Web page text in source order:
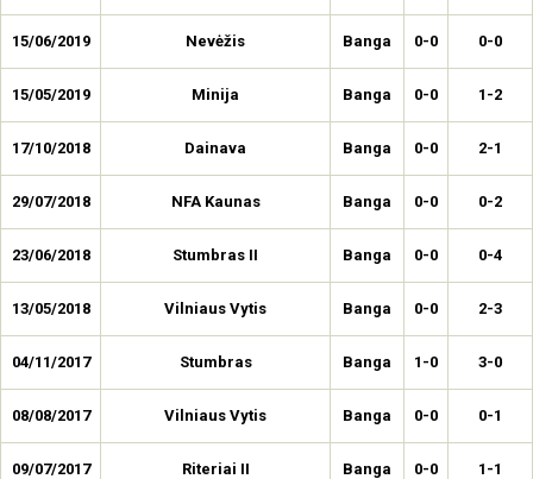
15/06/2019 Nevėžis Banga 0-0 0-0
15/05/2019 Minija Banga 0-0 1-2
17/10/2018 Dainava Banga 0-0 2-1
29/07/2018 NFA Kaunas Banga 0-0 0-2
23/06/2018 Stumbras II Banga 0-0 0-4
13/05/2018 Vilniaus Vytis Banga 0-0 2-3
04/11/2017 Stumbras Banga 1-0 3-0
08/08/2017 Vilniaus Vytis Banga 0-0 0-1
09/07/2017 Riteriai II Banga 0-0 1-1